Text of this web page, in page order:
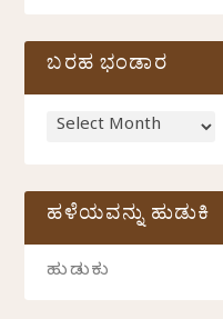
ಬರಹ ಭಂಡಾರ
ಹಳೆಯವನ್ನು ಹುಡುಕಿ